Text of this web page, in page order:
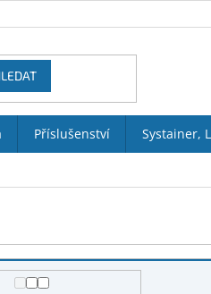
Příslušenství Systainer,